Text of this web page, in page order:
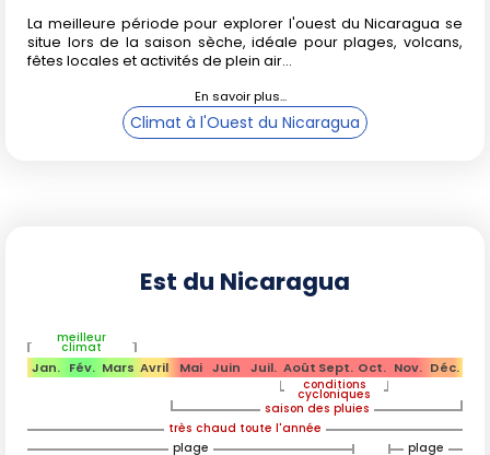
La meilleure période pour explorer l'ouest du Nicaragua se
situe lors de la saison sèche, idéale pour plages, volcans,
fêtes locales et activités de plein air...
Climat à l'Ouest du Nicaragua
Est du Nicaragua
meilleur
climat
Jan. Fév. Mars Avril Mai Juin Juil. Août Sept. Oct. Nov. Déc.
conditions
cycloniques
saison des pluies
très chaud toute l'année
plage
plage